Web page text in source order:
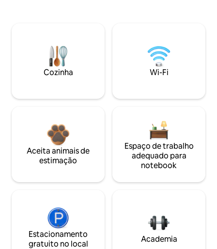
Cozinha Wi-Fi
Aceita animais de
estimação
Espaço de trabalho
adequado para
notebook
Estacionamento
gratuito no local
Academia